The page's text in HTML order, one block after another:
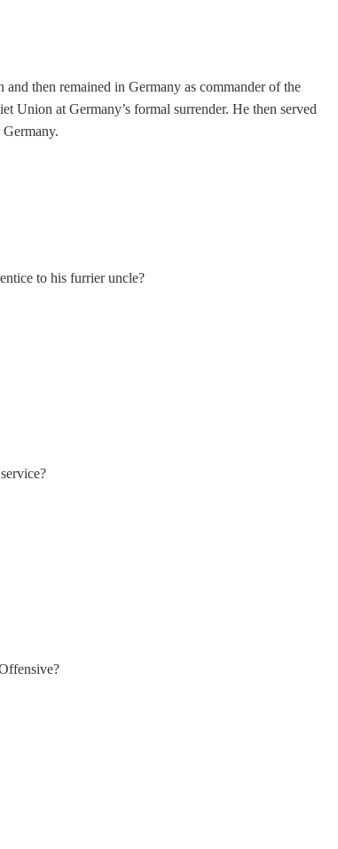
then remained in Germany as commander of the
Union at Germany’s formal surrender. He then served
to his furrier uncle?